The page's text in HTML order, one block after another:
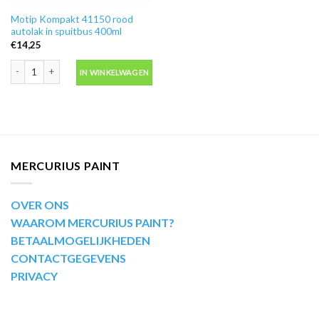
Motip Kompakt 41150 rood
autolak in spuitbus 400ml
€14,25
IN WINKELWAGEN
MERCURIUS PAINT
OVER ONS
WAAROM MERCURIUS PAINT?
BETAALMOGELIJKHEDEN
CONTACTGEGEVENS
PRIVACY